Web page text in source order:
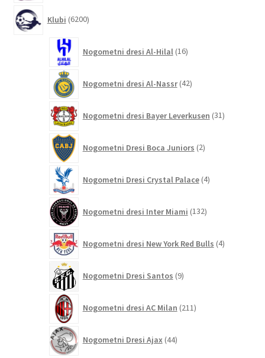
Klubi 6200izdelkov
Nogometni dresi Al-Hilal 16izdelkov
Nogometni dresi Al-Nassr 42izdelkov
Nogometni dresi Bayer Leverkusen 31izdelkov
Nogometni Dresi Boca Juniors 2izdelka
Nogometni Dresi Crystal Palace 4izdelki
Nogometni dresi Inter Miami 132izdelkov
Nogometni dresi New York Red Bulls 4izdelki
Nogometni Dresi Santos 9izdelkov
Nogometni dresi AC Milan 211izdelkov
Nogometni Dresi Ajax 44izdelkov